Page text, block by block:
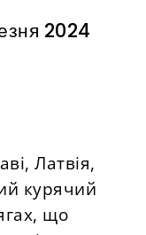
2024
Латвія,
курячий
що